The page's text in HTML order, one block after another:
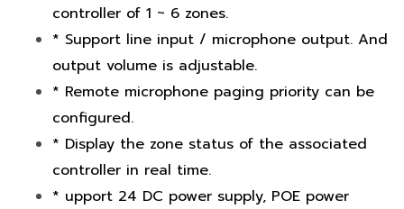
controller of 1 ~ 6 zones.
* Support line input / microphone output. And
output volume is adjustable.
* Remote microphone paging priority can be
configured.
* Display the zone status of the associated
controller in real time.
* upport 24 DC power supply, POE power